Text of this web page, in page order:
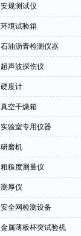
安规测试仪
环境试验箱
石油沥青检测仪器
超声波探伤仪
硬度计
真空干燥箱
实验室专用仪器
研磨机
粗糙度测量仪
测厚仪
安全网检测设备
金属薄板杯突试验机